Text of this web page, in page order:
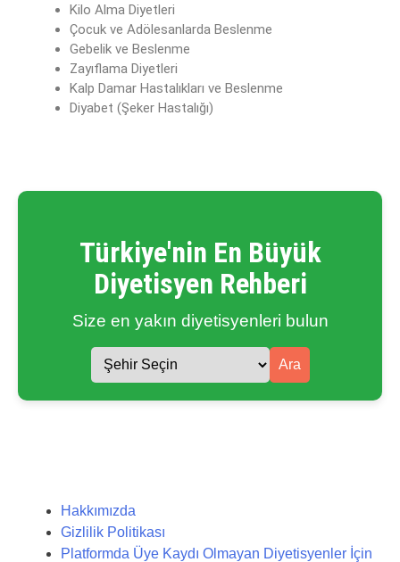
Kilo Alma Diyetleri
Çocuk ve Adölesanlarda Beslenme
Gebelik ve Beslenme
Zayıflama Diyetleri
Kalp Damar Hastalıkları ve Beslenme
Diyabet (Şeker Hastalığı)
Türkiye'nin En Büyük
Diyetisyen Rehberi
Size en yakın diyetisyenleri bulun
Ara
Hakkımızda
Gizlilik Politikası
Platformda Üye Kaydı Olmayan Diyetisyenler İçin